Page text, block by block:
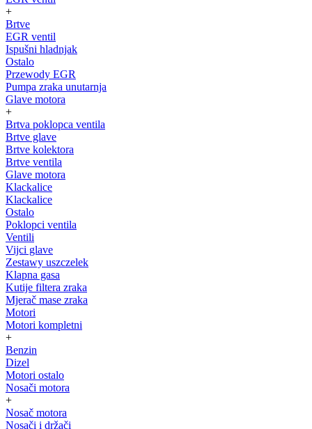
+
Brtve
EGR ventil
Ispušni hladnjak
Ostalo
Przewody EGR
Pumpa zraka unutarnja
Glave motora
+
Brtva poklopca ventila
Brtve glave
Brtve kolektora
Brtve ventila
Glave motora
Klackalice
Klackalice
Ostalo
Poklopci ventila
Ventili
Vijci glave
Zestawy uszczelek
Klapna gasa
Kutije filtera zraka
Mjerač mase zraka
Motori
Motori kompletni
+
Benzin
Dizel
Motori ostalo
Nosači motora
+
Nosač motora
Nosači i držači